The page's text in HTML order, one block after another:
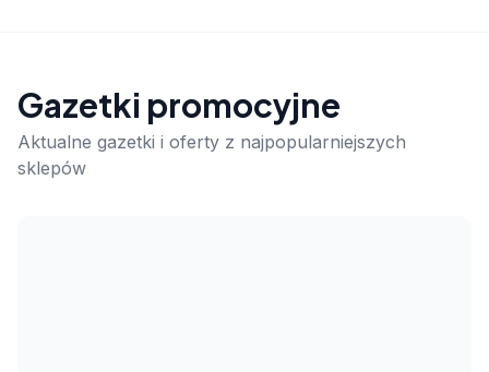
Gazetki promocyjne
Aktualne gazetki i oferty z najpopularniejszych
sklepów